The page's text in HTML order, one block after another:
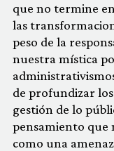
que no termine
las
peso de la
nuestra mística
de profundizar los
gestión de lo
pensamiento que
como una